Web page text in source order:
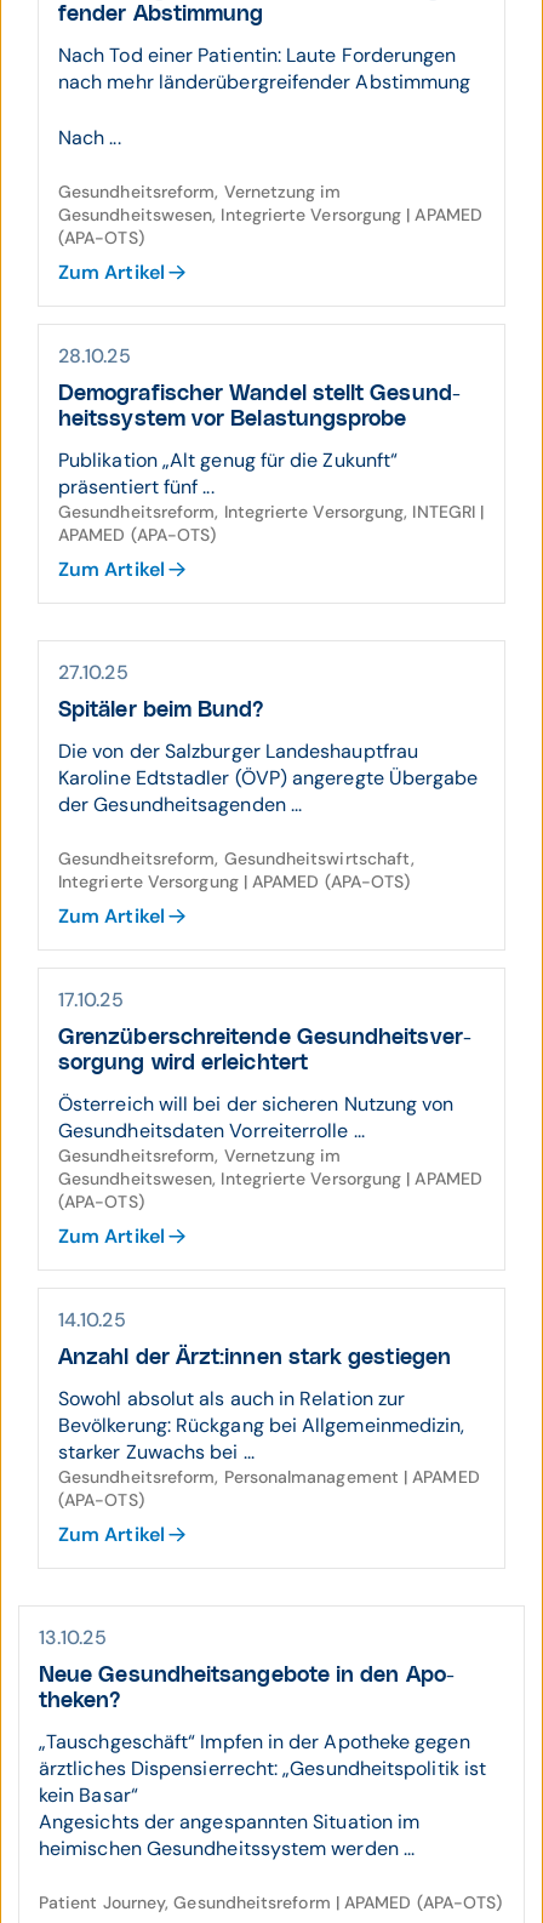
fender Abstim­mung
Nach Tod einer Patientin: Laute Forderungen
nach mehr länderübergreifender Abstimmung
Nach ...
Gesundheitsreform, Vernetzung im
Gesundheitswesen, Integrierte Versorgung | APAMED
(APA-OTS)
Zum Artikel
28.10.25
Demo­gra­fischer Wandel stellt Gesund­
heits­system vor Belas­tungs­probe
Publikation „Alt genug für die Zukunft“
präsentiert fünf ...
Gesundheitsreform, Integrierte Versorgung, INTEGRI |
APAMED (APA-OTS)
Zum Artikel
27.10.25
Spitäler beim Bund?
Die von der Salzburger Landeshauptfrau
Karoline Edtstadler (ÖVP) angeregte Übergabe
der Gesundheitsagenden ...
Gesundheitsreform, Gesundheitswirtschaft,
Integrierte Versorgung | APAMED (APA-OTS)
Zum Artikel
17.10.25
Grenz­über­schrei­tende Gesund­heits­ver­
sorgung wird erleicht­ert
Österreich will bei der sicheren Nutzung von
Gesundheitsdaten Vorreiterrolle ...
Gesundheitsreform, Vernetzung im
Gesundheitswesen, Integrierte Versorgung | APAMED
(APA-OTS)
Zum Artikel
14.10.25
Anzahl der Ärzt:innen stark gestiegen
Sowohl absolut als auch in Relation zur
Bevölkerung: Rückgang bei Allgemeinmedizin,
starker Zuwachs bei ...
Gesundheitsreform, Personalmanagement | APAMED
(APA-OTS)
Zum Artikel
13.10.25
Neue Gesund­heits­angebote in den Apo­
theken?
„Tauschgeschäft“ Impfen in der Apotheke gegen
ärztliches Dispensierrecht: „Gesundheitspolitik ist
kein Basar“
Angesichts der angespannten Situation im
heimischen Gesundheitssystem werden ...
Patient Journey, Gesundheitsreform | APAMED (APA-OTS)